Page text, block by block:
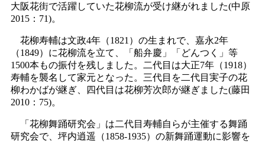
大阪花街で活躍していた花柳流が受け継がれました(中原
2015：71)。
花柳寿輔は文政4年（1821）の生まれで、嘉永2年
（1849）に花柳流を立て、「船弁慶」「どんつく」等
1500本もの振付を残しました。二代目は大正7年（1918）
寿輔を襲名して家元となった。三代目を二代目実子の花
柳わかばが継ぎ、四代目は花柳芳次郎が継ぎました(藤田
2010：75)。
「花柳舞踊研究会」は二代目寿輔自らが主催する舞踊
研究会で、坪内逍遥（1858-1935）の新舞踊運動に影響を